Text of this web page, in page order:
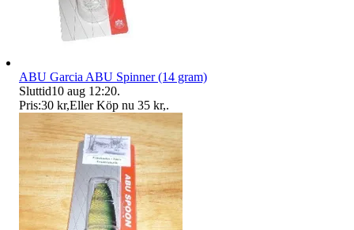
ABU Garcia ABU Spinner (14 gram)
Sluttid10 aug 12:20.
Pris:30 kr,Eller Köp nu 35 kr,.